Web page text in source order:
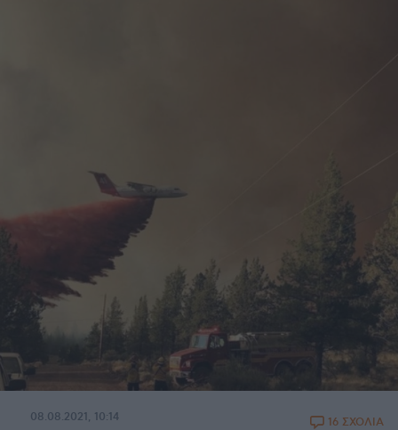
08.08.2021, 10:14 16 ΣΧΟΛΙΑ